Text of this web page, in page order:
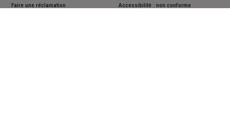
Faire une réclamation Accessibilité : non conforme